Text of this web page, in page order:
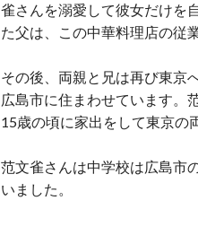
雀さんを溺愛して彼女だけを
た父は、この中華料理店の従
その後、両親と兄は再び東京
広島市に住まわせています。
15歳の頃に家出をして東京の
范文雀さんは中学校は広島市
いました。